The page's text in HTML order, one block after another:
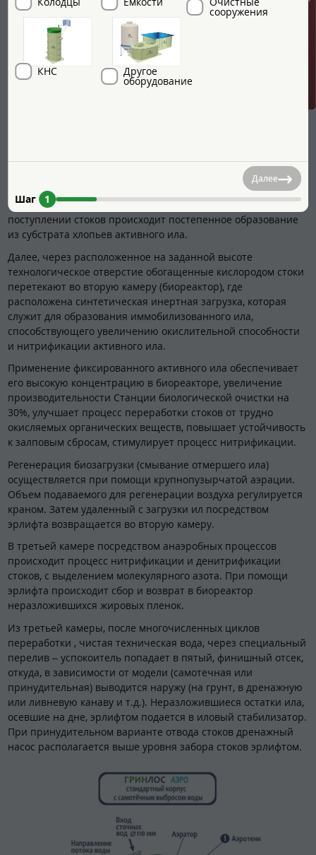
на пять отсеков со специальными технологическими
переливами. Перетекая из одного отстойника в другой,
стоки последовательно проходят процессы усреднения,
аэрации, отстаивания, нитрификации и денитрификации и
осветления.
В процессе аэрации происходит разбиение крупных частиц
на более мелкие, насыщение стоков кислородом, создание
комфортных условий для жизнедеятельности аэробных
микроорганизмов и бактерий. Благодаря аэрации, при
поступлении стоков происходит постепенное образование
из субстрата хлопьев активного ила.
Далее, через расположенное на заданной высоте
технологическое отверстие обогащенные кислородом стоки
перетекают во вторую камеру (биореактор), где
расположена синтетическая инертная загрузка, которая
служит для образования иммобилизованного ила,
способствующего увеличению окислительной способности
и нитрификации активного ила.
Применение фиксированного активного ила обеспечивает
его высокую концентрацию в биореакторе, увеличение
производительности Станции биологической очистки на
30%, улучшает процесс переработки стоков от трудно
окисляемых органических веществ, повышает устойчивость
к залповым сбросам, стимулирует процесс нитрификации.
Регенерация биозагрузки (смывание отмершего ила)
осуществляется при помощи крупнопузырчатой аэрации.
Объем подаваемого для регенерации воздуха регулируется
краном. Затем удаленный с загрузки ил посредством
эрлифта возвращается во вторую камеру.
В третьей камере посредством анаэробных процессов
происходит процесс нитрификации и денитрификации
стоков, с выделением молекулярного азота. При помощи
эрлифта происходит сбор и возврат в биореактор
неразложившихся жировых пленок.
Из третьей камеры, после многочисленных циклов
переработки , чистая техническая вода, через специальный
перелив – успокоитель попадает в пятый, финишный отсек,
откуда, в зависимости от модели (самотечная или
принудительная) выводится наружу (на грунт, в дренажную
или ливневую канаву и т.д.). Неразложившиеся остатки ила,
осевшие на дне, эрлифтом подается в иловый стабилизатор.
При принудительном варианте отвода стоков дренажный
насос располагается выше уровня забора стоков эрлифтом.
сооружения
КНС Другое
оборудование
Шаг 1
Далее